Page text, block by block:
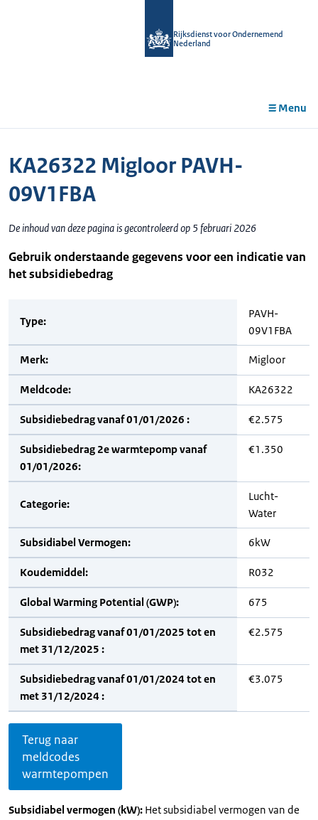
Rijksdienst voor Ondernemend
Nederland
Menu
KA26322 Migloor PAVH-
09V1FBA
De inhoud van deze pagina is gecontroleerd op 5 februari 2026
Gebruik onderstaande gegevens voor een indicatie van
het subsidiebedrag
Type:
PAVH-
09V1FBA
Merk: Migloor
Meldcode: KA26322
Subsidiebedrag vanaf 01/01/2026 : €2.575
Subsidiebedrag 2e warmtepomp vanaf
01/01/2026:
€1.350
Categorie:
Lucht-
Water
Subsidiabel Vermogen: 6kW
Koudemiddel: R032
Global Warming Potential (GWP): 675
Subsidiebedrag vanaf 01/01/2025 tot en
met 31/12/2025 :
€2.575
Subsidiebedrag vanaf 01/01/2024 tot en
met 31/12/2024 :
€3.075
Terug naar
meldcodes
warmtepompen
Subsidiabel vermogen (kW): Het subsidiabel vermogen van de